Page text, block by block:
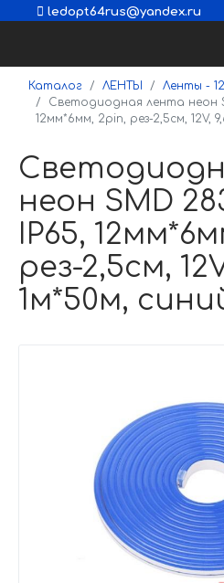
ledopt64rus@yandex.ru
Каталог ЛЕНТЫ Ленты -
Светодиодная лента неон
12мм*6мм, 2pin, рез-2,5см, 12V,
неон SMD
IP65,
рез-2,5см,
1м*50м,